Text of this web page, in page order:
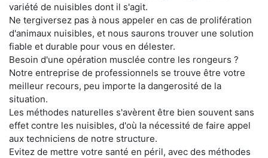
variété de nuisibles dont il s'agit.
Ne tergiversez pas à nous appeler en cas de prolifération
d'animaux nuisibles, et nous saurons trouver une solution
fiable et durable pour vous en délester.
Besoin d'une opération musclée contre les rongeurs ?
Notre entreprise de professionnels se trouve être votre
meilleur recours, peu importe la dangerosité de la
situation.
Les méthodes naturelles s'avèrent être bien souvent sans
effet contre les nuisibles, d'où la nécessité de faire appel
aux techniciens de notre structure.
Evitez de mettre votre santé en péril, avec des méthodes